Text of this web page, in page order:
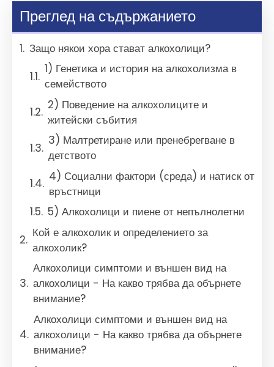
Преглед на съдържанието
Защо някои хора стават алкохолици?
1) Генетика и история на алкохолизма в
семейството
2) Поведение на алкохолиците и
житейски събития
3) Малтретиране или пренебрегване в
детството
4) Социални фактори (среда) и натиск от
връстници
5) Алкохолици и пиене от непълнолетни
Кой е алкохолик и определението за
алкохолик?
Алкохолици симптоми и външен вид на
алкохолици - На какво трябва да обърнете
внимание?
Алкохолици симптоми и външен вид на
алкохолици - На какво трябва да обърнете
внимание?